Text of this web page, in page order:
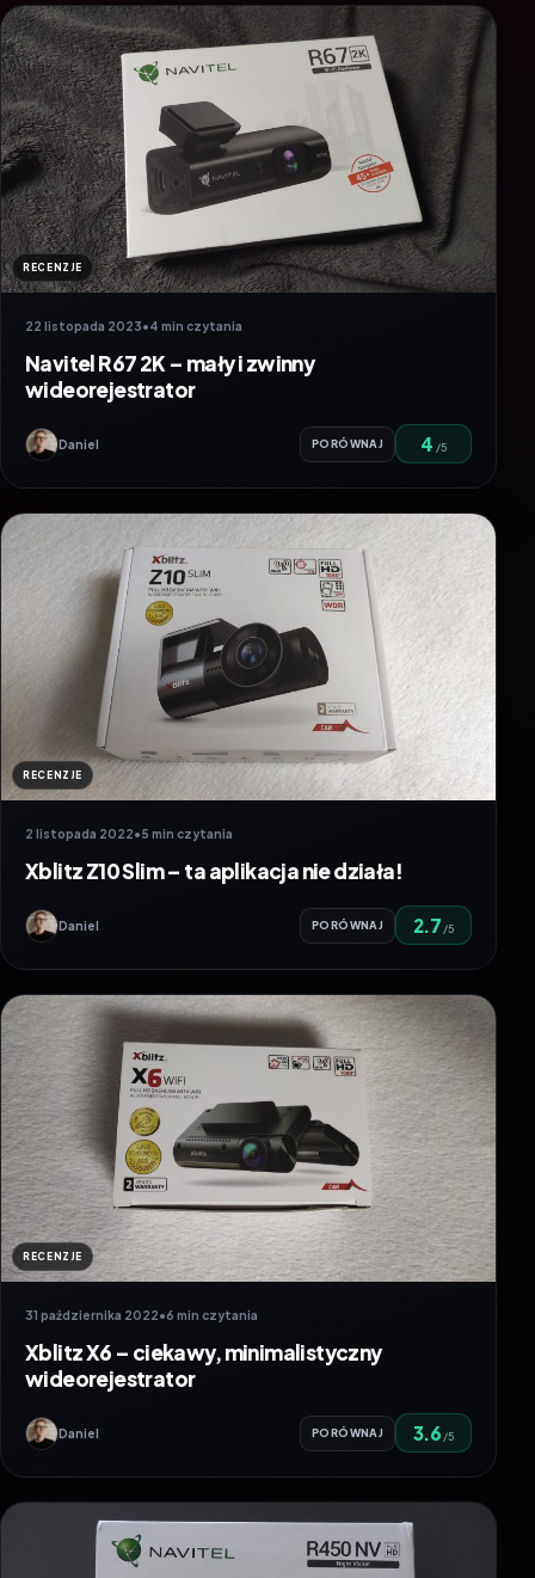
RECENZJE
22 listopada 2023•4 min czytania
Navitel R67 2K – mały i zwinny
wideorejestrator
Daniel PORÓWNAJ 4 /5
RECENZJE
2 listopada 2022•5 min czytania
Xblitz Z10 Slim – ta aplikacja nie działa!
Daniel PORÓWNAJ 2.7 /5
RECENZJE
31 października 2022•6 min czytania
Xblitz X6 – ciekawy, minimalistyczny
wideorejestrator
Daniel PORÓWNAJ 3.6 /5